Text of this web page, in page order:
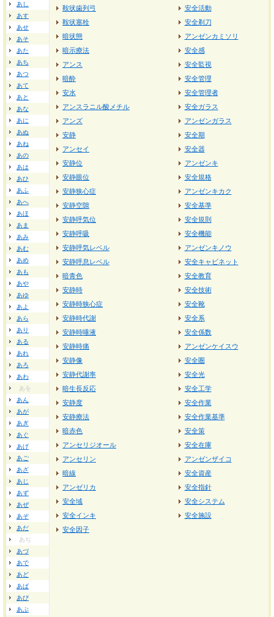
あし
あす
あせ
あそ
あた
あち
あつ
あて
あと
あな
あに
あぬ
あね
あの
あは
あひ
あふ
あへ
あほ
あま
あみ
あむ
あめ
あも
あや
あゆ
あよ
あら
あり
ある
あれ
あろ
あわ
あを
あん
あが
あぎ
あぐ
あげ
あご
あざ
あじ
あず
あぜ
あぞ
あだ
あぢ
あづ
あで
あど
あば
あび
あぶ
鞍状歯列弓
鞍状塞栓
暗状態
暗示療法
アンス
暗酔
安水
アンスラニル酸メチル
アンズ
安静
アンセイ
安静位
安静眼位
安静狭心症
安静空隙
安静呼気位
安静呼吸
安静呼気レベル
安静呼息レベル
暗青色
安静時
安静時狭心症
安静時代謝
安静時唾液
安静時痛
安静像
安静代謝率
暗生長反応
安静度
安静療法
暗赤色
アンセリジオール
アンセリン
暗線
アンゼリカ
安全域
安全インキ
安全因子
安全活動
安全剃刀
アンゼンカミソリ
安全感
安全監視
安全管理
安全管理者
安全ガラス
アンゼンガラス
安全期
安全器
アンゼンキ
安全規格
アンゼンキカク
安全基準
安全規則
安全機能
アンゼンキノウ
安全キャビネット
安全教育
安全技術
安全靴
安全系
安全係数
アンゼンケイスウ
安全圏
安全光
安全工学
安全作業
安全作業基準
安全策
安全在庫
アンゼンザイコ
安全資産
安全指針
安全システム
安全施設